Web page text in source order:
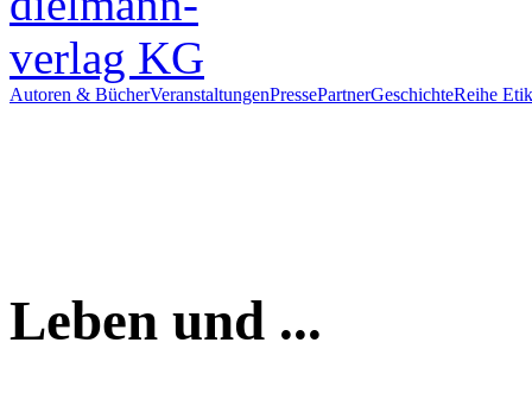
Autoren & BücherVeranstaltungenPressePartnerGeschichteReihe
Leben und ...